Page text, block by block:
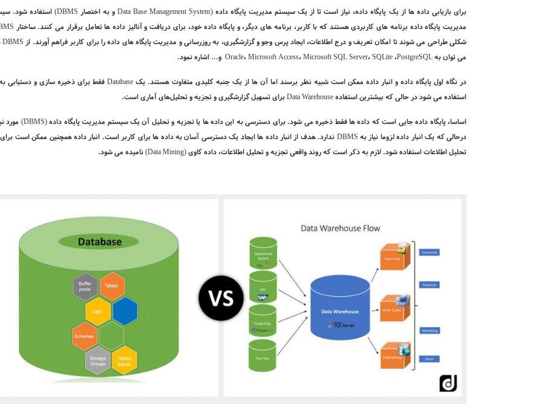
برای بازیابی داده ها از یک پایگاه داده، نیاز است تا از یک سیستم مدیریت پایگاه داده (Data Base Management Systemو به اختصار DBMS) استفاده شود.
مدیریت پایگاه داده برنامه های کاربردی هستند که با کاربر، برنامه های دیگر، و پایگاه داده خود، برای دریافت و آنالیز داده ها تعامل برقرار می­ کنند. ساختار
شکلی طراحی می­ شوند تا امکان تعریف و درج اطلاعات، ایجاد پرس ­و­جو و گزارشگیری، به روزرسانی و مدیریت پایگاه های داده را برای کاربر فراهم آورند. از DBMS
می ­توان بهPostgreSQL، SQLite،Microsoft SQL Server،Microsoft Access،Oracle و... اشاره نمود.
در نگاه اول پایگاه داده و انبار داده ممکن است شبیه نظر برسند اما آن­ ها از یک جنبه کلیدی متفاوت هستند. یک Databaseفقط برای ذخیره­ سازی و دستیابی
استفاده می شود در حالی که بیشترین استفادهData Warehouseبرای تسهیل گزارشگیری و تجزیه و تحلیل­های آماری است.
اساسا، پایگاه داده جایی است که داده ها فقط ذخیره می شود. برای دسترسی به این داده ها یا تجزیه و تحلیل آن یک سیستم مدیریت پایگاه داده (DBMS) مورد
درحالی ­که یک انبار داده لزوما نیاز به DBMS ندارد. هدف از انبار داده ها ایجاد یک دسترسی آسان به داده ها برای کاربر است. انبار داده همچنین ممکن است
تحلیل اطلاعات استفاده شود. لازم به ذکر است که روند واقعی تجزیه و تحلیل اطلاعات، داده کاوی (Data Mining) نامیده می­ شود.